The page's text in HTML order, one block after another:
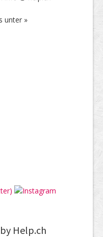
unter »
Help.ch